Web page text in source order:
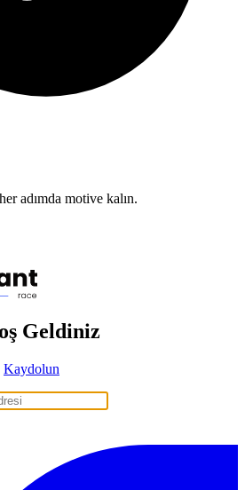
adımda motive kalın.
Geldiniz
Kaydolun